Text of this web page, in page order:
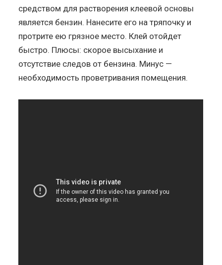
средством для растворения клеевой основы
является бензин. Нанесите его на тряпочку и
протрите ею грязное место. Клей отойдет
быстро. Плюсы: скорое высыхание и
отсутствие следов от бензина. Минус —
необходимость проветривания помещения.